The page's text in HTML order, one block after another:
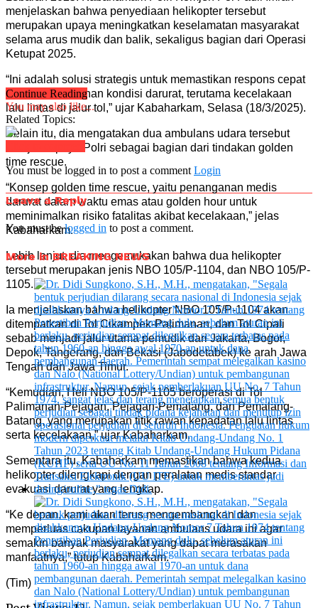
menjelaskan bahwa penyediaan helikopter tersebut
merupakan upaya meningkatkan keselamatan masyarakat
selama arus mudik dan balik, sekaligus bagian dari Operasi
Ketupat 2025.
“Ini adalah solusi strategis untuk memastikan respons cepat
dalam penanganan kondisi darurat, terutama kecelakaan
lalu lintas di jalur tol,” ujar Kabaharkam, Selasa (18/3/2025).
Selain itu, dia mengatakan dua ambulans udara tersebut
menjadi upaya Polri sebagai bagian dari tindakan golden
time rescue.
“Konsep golden time rescue, yaitu penanganan medis
darurat dalam waktu emas atau golden hour untuk
meminimalkan risiko fatalitas akibat kecelakaan,” jelas
Kabaharkam.
Lebih lanjut, dia mengemukakan bahwa dua helikopter
tersebut merupakan jenis NBO 105/P-1104, dan NBO 105/P-
1105.
Ia menjelaskan bahwa helikopter NBO 105/P-1104 akan
ditempatkan di Tol Cikampek-Palimanan, dan Tol Cipali
sebab menjadi jalur utama pemudik dari Jakarta, Bogor,
Depok, Tangerang, dan Bekasi (Jabodetabek) ke arah Jawa
Tengah dan Jawa Timur.
“Kemudian, Heli NBO 105/P-1105 beroperasi di Tol
Palimanan-Pejagan, Pejagan-Pemalang, dan Pemalang-
Batang, yang merupakan titik rawan kepadatan lalu lintas
serta kecelakaan,” ujar Kabaharkam.
Sementara itu, Kabaharkam memastikan bahwa kedua
helikopter dilengkapi dengan peralatan medis standar
evakuasi darurat yang lengkap.
“Ke depan, kami akan terus mengembangkan dan
memperluas cakupan layanan ambulans udara ini agar
semakin banyak masyarakat yang dapat merasakan
manfaatnya,” tutup Kabaharkam.
(Tim)
Continue Reading
You may also like...
Related Topics:
You must be logged in to post a comment Login
Leave a Reply
You must belogged in to post a comment.
More in BREAKING NEWS